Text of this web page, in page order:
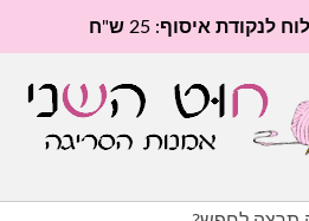
לנקודת איסוף: 25 ש"ח